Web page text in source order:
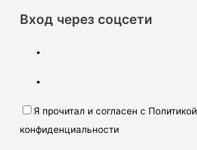
Вход через соцсети
Я прочитал и согласен с Политикой
конфиденциальности